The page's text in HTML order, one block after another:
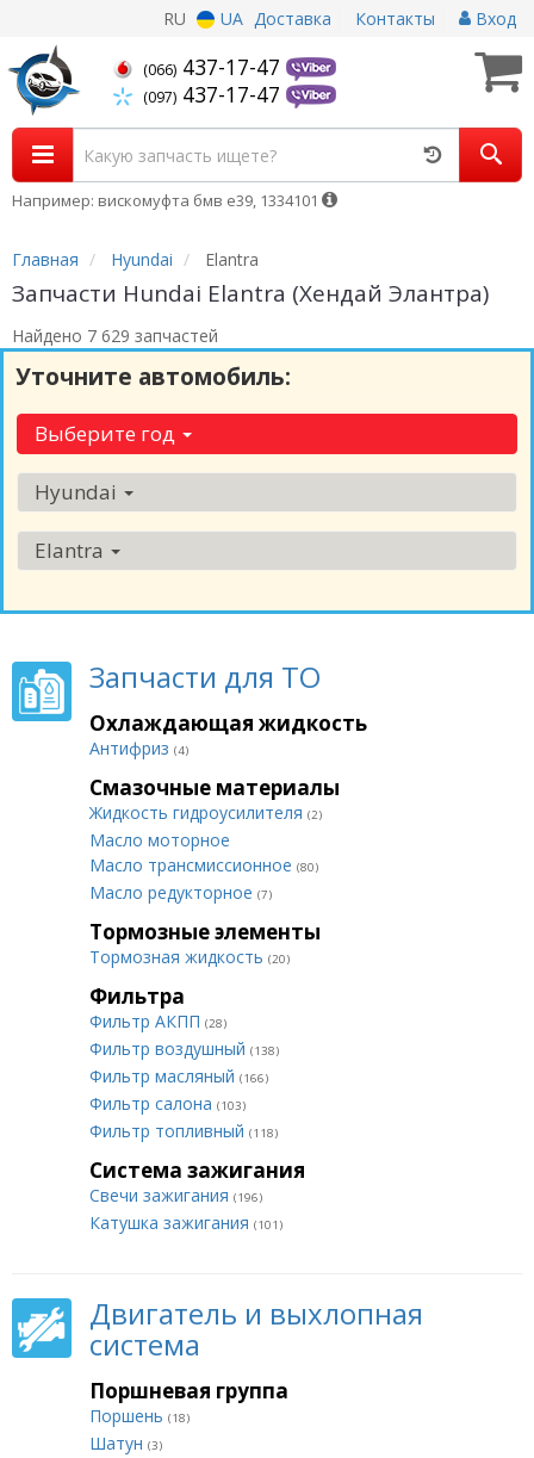
RU UA Доставка Контакты Вход
(066) 437-17-47
(097) 437-17-47
Например: вискомуфта бмв е39, 1334101
Главная Hyundai Elantra
Запчасти Hundai Elantra (Хендай Элантра)
Найдено 7 629 запчастей
Уточните автомобиль:
Выберите год
Hyundai
Elantra
Запчасти для ТО
Охлаждающая жидкость
Антифриз (4)
Смазочные материалы
Жидкость гидроусилителя (2)
Масло моторное
Масло трансмиссионное (80)
Масло редукторное (7)
Тормозные элементы
Тормозная жидкость (20)
Фильтра
Фильтр АКПП (28)
Фильтр воздушный (138)
Фильтр масляный (166)
Фильтр салона (103)
Фильтр топливный (118)
Система зажигания
Свечи зажигания (196)
Катушка зажигания (101)
Двигатель и выхлопная
система
Поршневая группа
Поршень (18)
Шатун (3)